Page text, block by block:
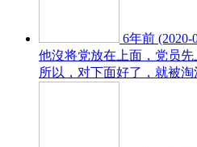
6年前 (2020-
他沒将党放在上面，党员先
所以，对下面好了，就被淘